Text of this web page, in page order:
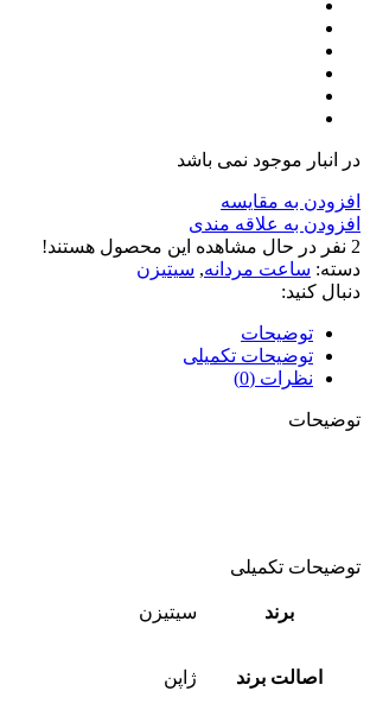
در انبار موجود نمی باشد
افزودن به مقایسه
افزودن به علاقه مندی
2 نفر در حال مشاهده این محصول هستند!
دسته: ساعت مردانه, سیتیزن
دنبال کنید:
توضیحات
توضیحات تکمیلی
نظرات (0)
توضیحات
توضیحات تکمیلی
برند سیتیزن
اصالت برند ژاپن